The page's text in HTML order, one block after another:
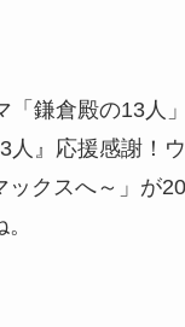
「鎌倉殿の13人
人』応援感謝！
ックスへ～」が